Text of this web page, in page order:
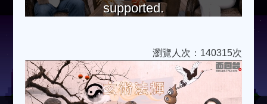
supported.
瀏覽人次：140315次